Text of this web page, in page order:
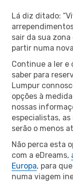
Lá diz ditado:
sair da sua
partir numa
Continue a ler e
saber para
Lumpur
opções à
nossas
especialistas,
serão o menos
Não perca esta
com a eDreams,
Europa, para
numa viagem